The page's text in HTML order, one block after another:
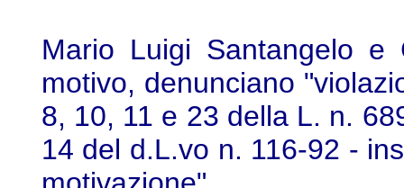
Mario Luigi Santangelo e
motivo, denunciano
8, 10, 11 e 23 della L. n.
14 del d.L.vo n. 116-92 -